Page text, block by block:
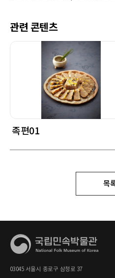
관련 콘텐츠
족편01
목
03045 서울시 종로구 삼청로 37